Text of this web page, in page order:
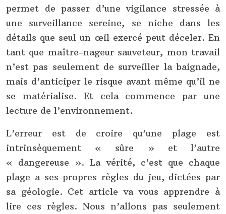
permet de passer d’une vigilance stressée à
une surveillance sereine, se niche dans les
détails que seul un œil exercé peut déceler. En
tant que maître-nageur sauveteur, mon travail
n’est pas seulement de surveiller la baignade,
mais d’anticiper le risque avant même qu’il ne
se matérialise. Et cela commence par une
lecture de l’environnement.
L’erreur est de croire qu’une plage est
intrinsèquement « sûre » et l’autre
« dangereuse ». La vérité, c’est que chaque
plage a ses propres règles du jeu, dictées par
sa géologie. Cet article va vous apprendre à
lire ces règles. Nous n’allons pas seulement